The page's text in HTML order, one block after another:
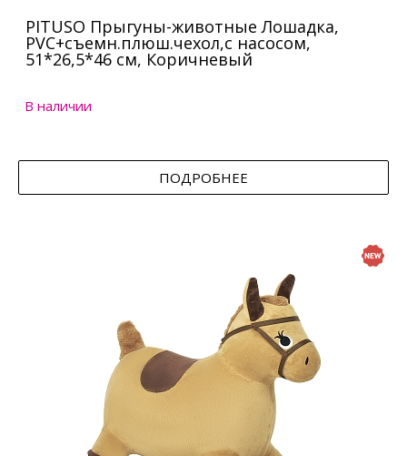
PITUSO Прыгуны-животные Лошадка,
PVC+съемн.плюш.чехол,с насосом,
51*26,5*46 см, Коричневый
В наличии
ПОДРОБНЕЕ